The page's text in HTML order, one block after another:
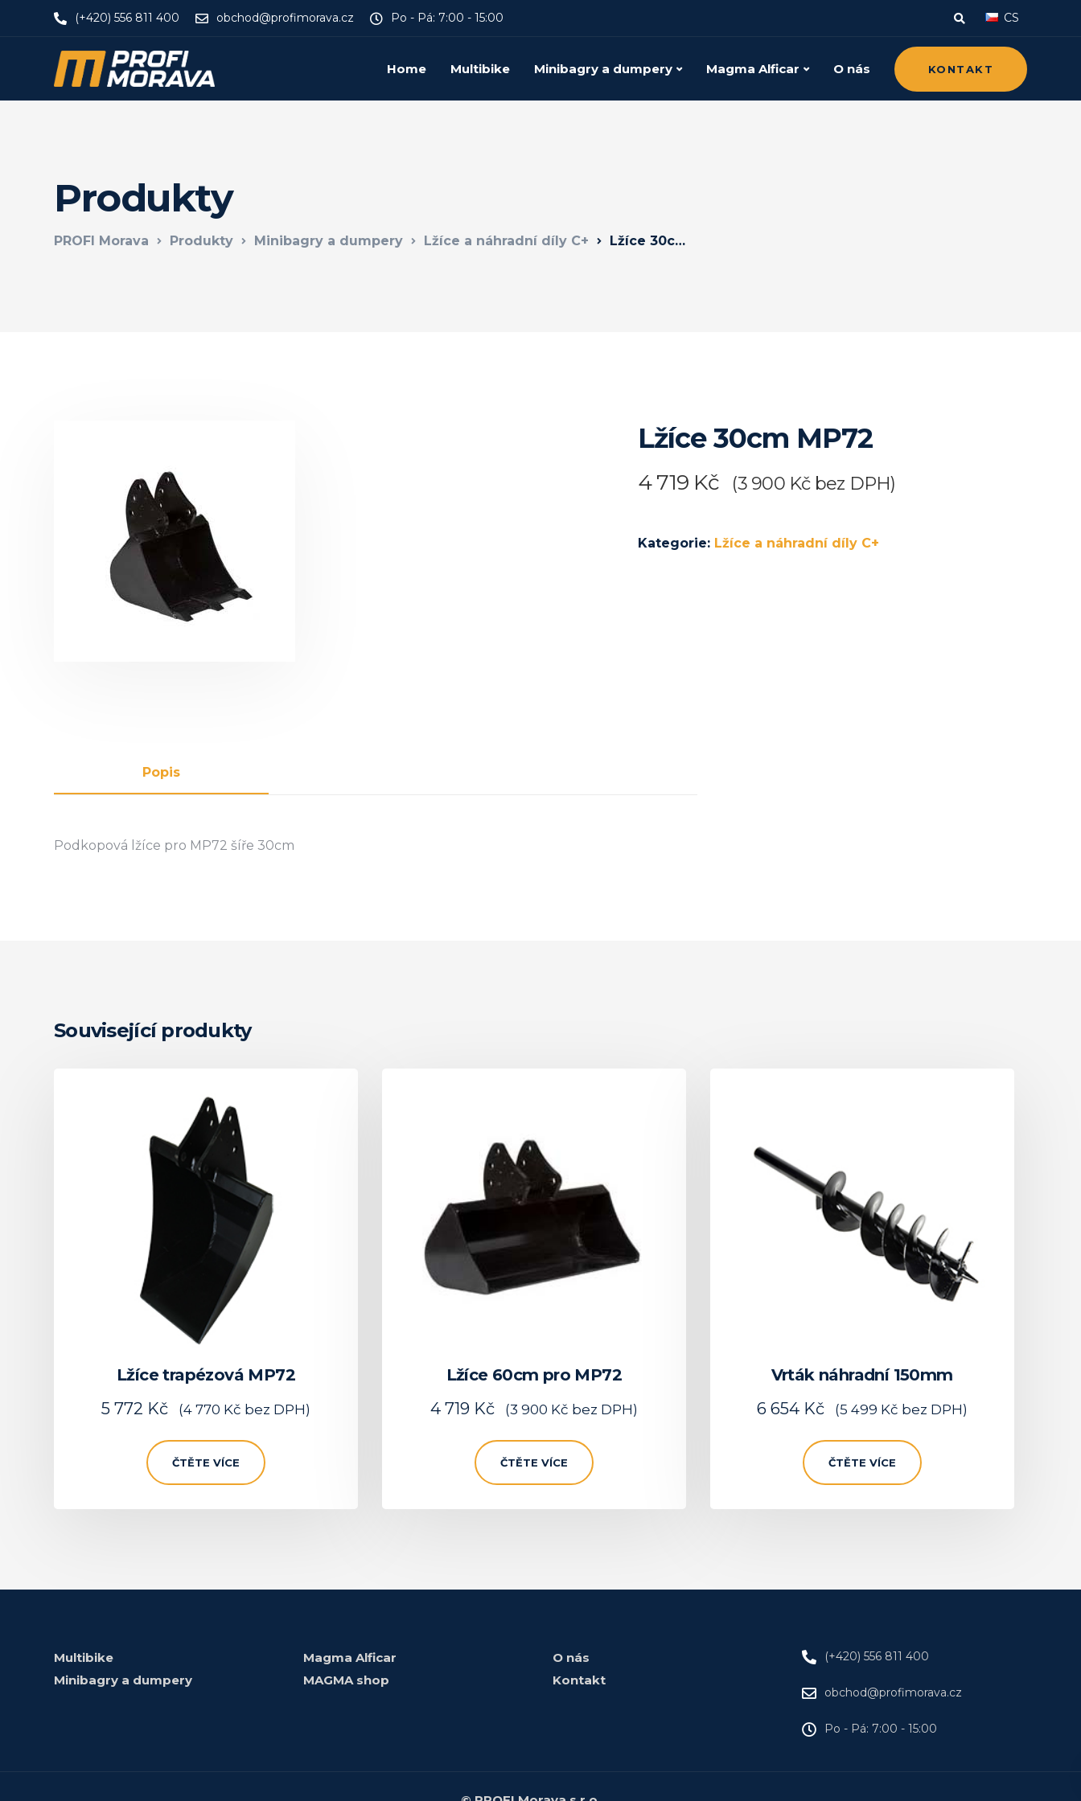
(+420) 556 811 400 obchod@profimorava.cz Po - Pá: 7:00 - 15:00 CS
Home Multibike Minibagry a dumpery Magma Alficar O nás KONTAKT
Produkty
PROFI Morava Produkty Minibagry a dumpery Lžíce a náhradní díly C+ Lžíce 30cm MP72
Lžíce 30cm MP72
4 719 Kč (3 900 Kčbez DPH)
Kategorie: Lžíce a náhradní díly C+
Popis
Podkopová lžíce pro MP72 šíře 30cm
Související produkty
Lžíce trapézová MP72
5 772 Kč (4 770 Kč bez DPH)
ČTĚTE VÍCE
Lžíce 60cm pro MP72
4 719 Kč (3 900 Kč bez DPH)
ČTĚTE VÍCE
Vrták náhradní 150mm
6 654 Kč (5 499 Kč bez DPH)
ČTĚTE VÍCE
Multibike
Minibagry a dumpery
Magma Alficar
MAGMA shop
O nás
Kontakt
(+420) 556 811 400
obchod@profimorava.cz
Po - Pá: 7:00 - 15:00